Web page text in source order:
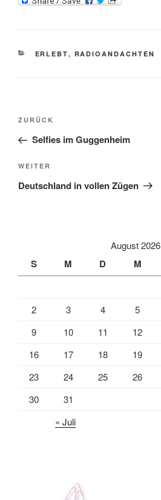
KATEGORIEN
ERLEBT, RADIOANDACHTEN
Beitragsnavigation
Vorheriger
Beitrag
ZURÜCK
Selfies im Guggenheim
Nächster
Beitrag
WEITER
Deutschland in vollen Zügen
August 2026
S M D M
2
3 4 5
9
10 11 12
16
17 18 19
23
24 25 26
30
31
« Juli